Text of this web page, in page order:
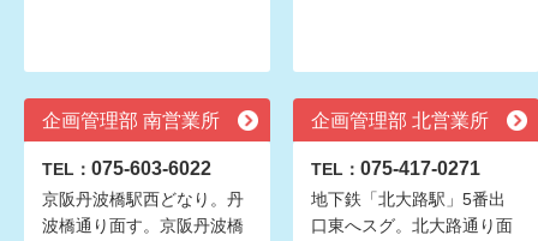
企画管理部 南営業所
TEL： 075-603-6022
京阪丹波橋駅西どなり。丹
波橋通り面す。京阪丹波橋
企画管理部 北営業所
TEL： 075-417-0271
地下鉄「北大路駅」5番出
口東へスグ。北大路通り面